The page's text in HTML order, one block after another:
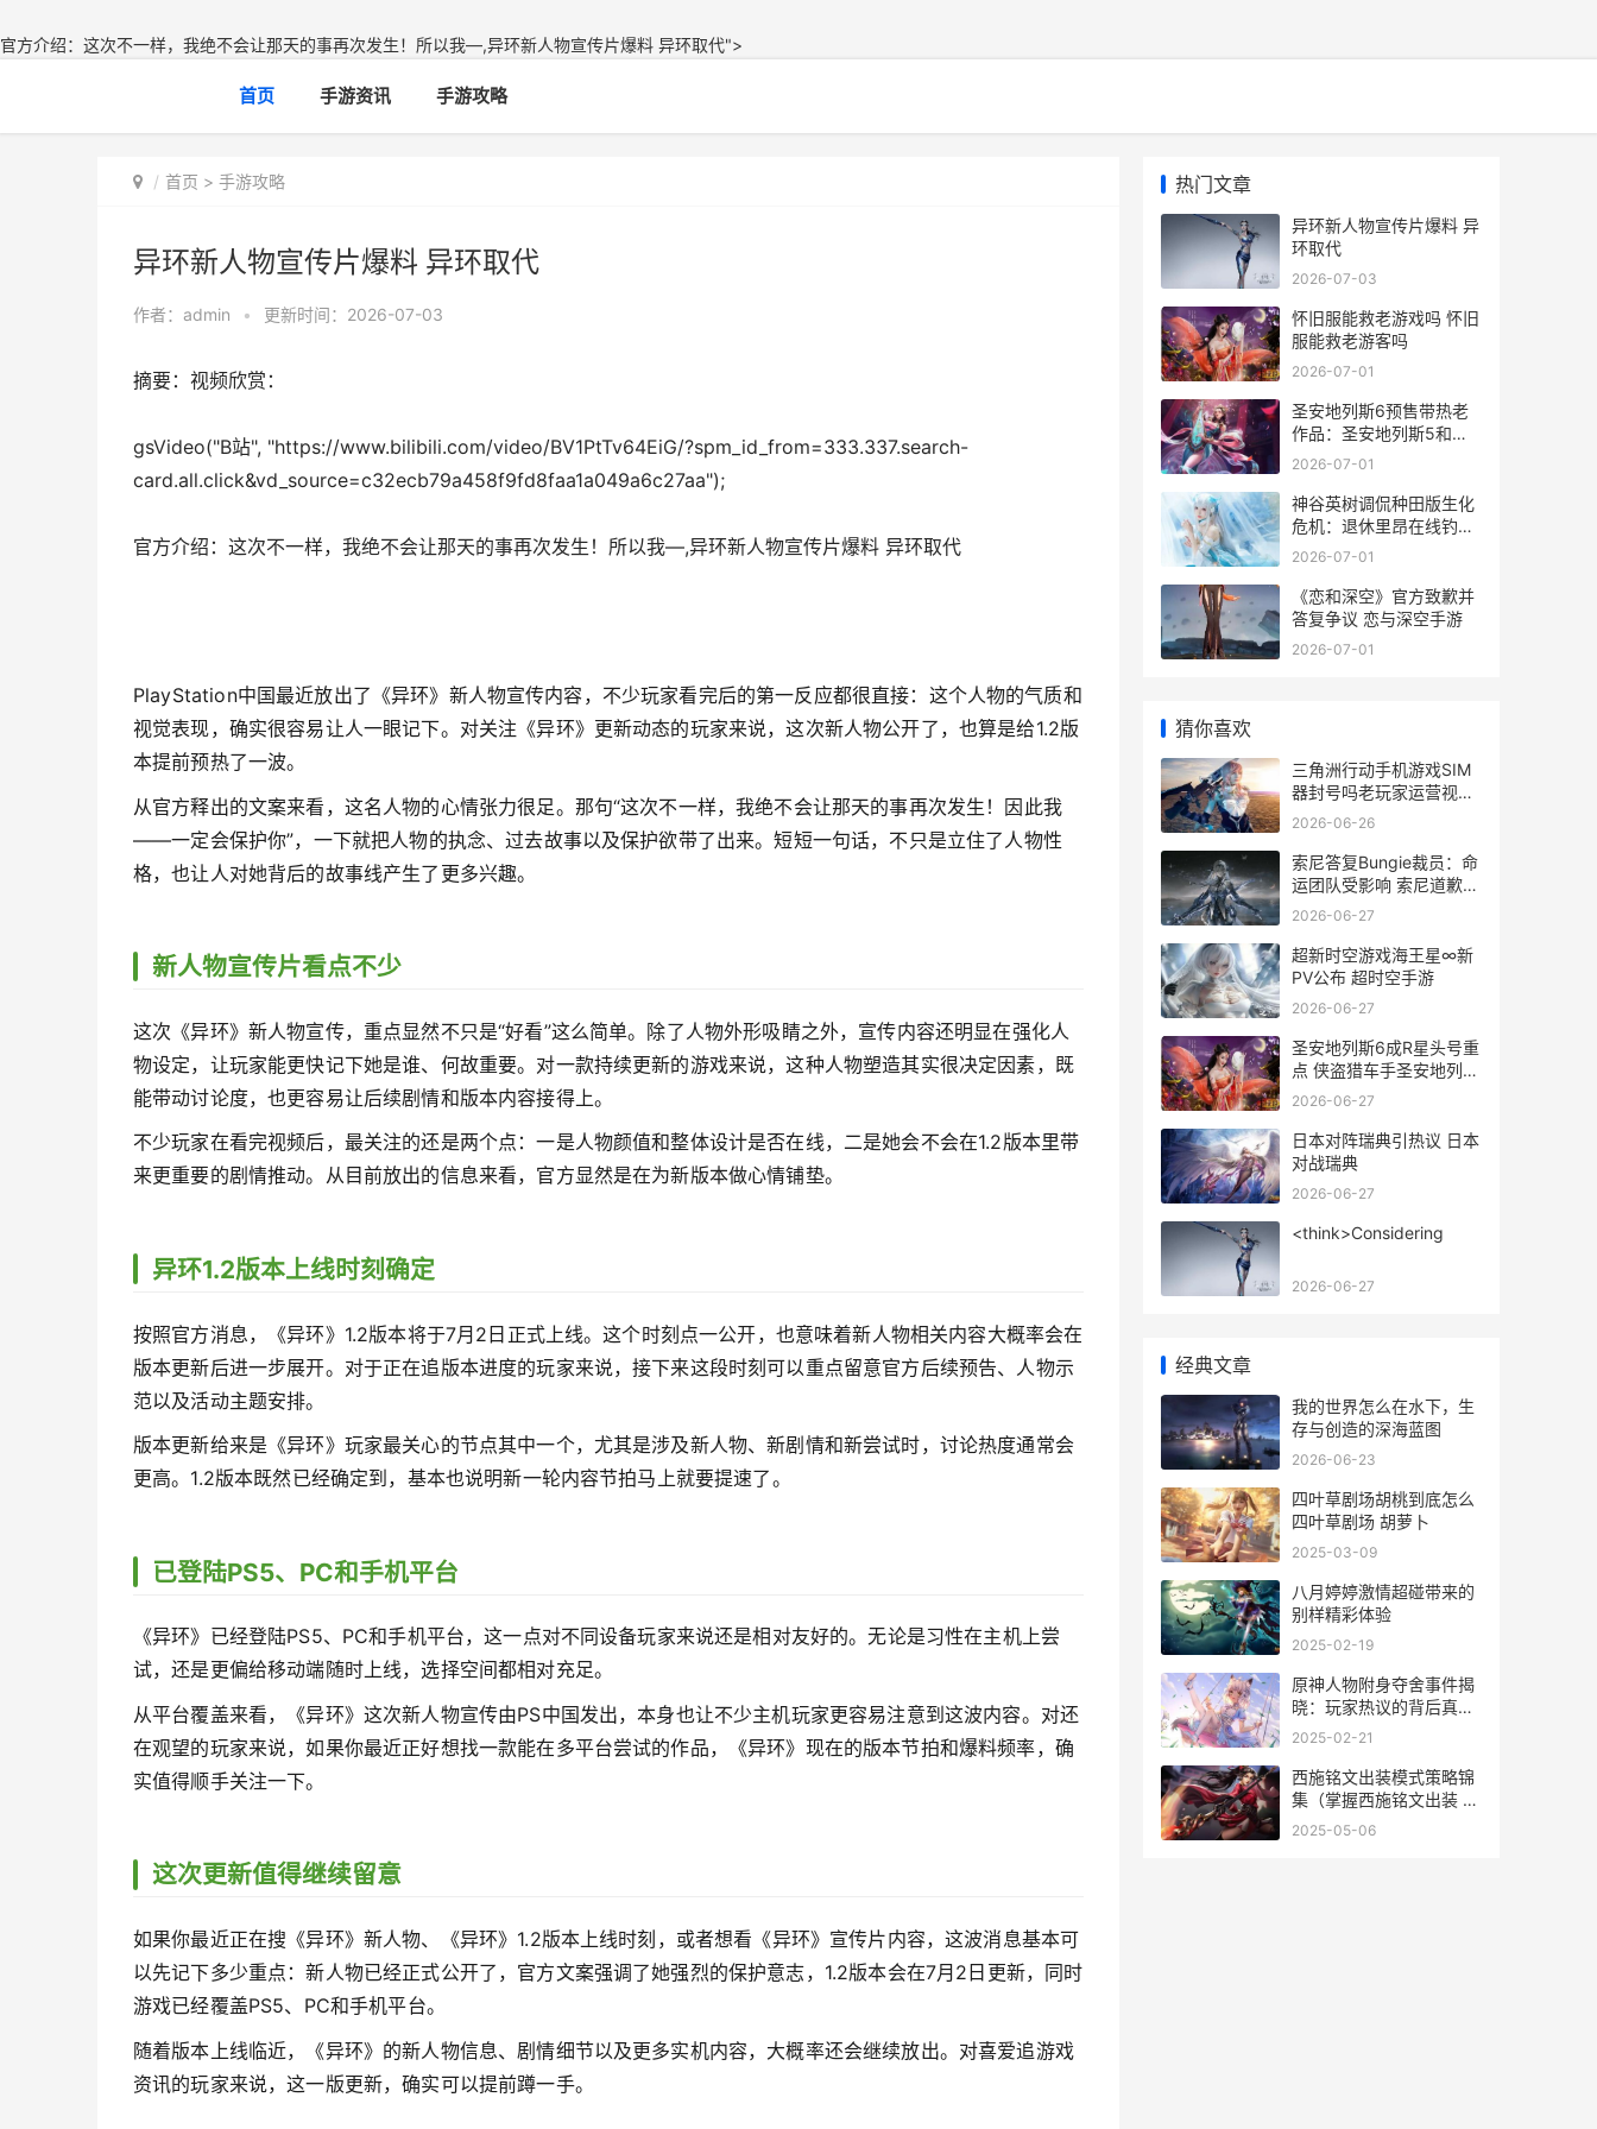
官方介绍：这次不一样，我绝不会让那天的事再次发生！所以我—,异环新人物宣传片爆料 异环取代">
首页 手游资讯 手游攻略
首页 > 手游攻略
异环新人物宣传片爆料 异环取代
作者： admin • 更新时间：2026-07-03
摘要：视频欣赏：
gsVideo("B站", "https://www.bilibili.com/video/BV1PtTv64EiG/?spm_id_from=333.337.search-
card.all.click&vd_source=c32ecb79a458f9fd8faa1a049a6c27aa");
官方介绍：这次不一样，我绝不会让那天的事再次发生！所以我—,异环新人物宣传片爆料 异环取代
PlayStation中国最近放出了《异环》新人物宣传内容，不少玩家看完后的第一反应都很直接：这个人物的气质和
视觉表现，确实很容易让人一眼记下。对关注《异环》更新动态的玩家来说，这次新人物公开了，也算是给1.2版
本提前预热了一波。
从官方释出的文案来看，这名人物的心情张力很足。那句“这次不一样，我绝不会让那天的事再次发生！因此我
——一定会保护你”，一下就把人物的执念、过去故事以及保护欲带了出来。短短一句话，不只是立住了人物性
格，也让人对她背后的故事线产生了更多兴趣。
新人物宣传片看点不少
这次《异环》新人物宣传，重点显然不只是“好看”这么简单。除了人物外形吸睛之外，宣传内容还明显在强化人
物设定，让玩家能更快记下她是谁、何故重要。对一款持续更新的游戏来说，这种人物塑造其实很决定因素，既
能带动讨论度，也更容易让后续剧情和版本内容接得上。
不少玩家在看完视频后，最关注的还是两个点：一是人物颜值和整体设计是否在线，二是她会不会在1.2版本里带
来更重要的剧情推动。从目前放出的信息来看，官方显然是在为新版本做心情铺垫。
异环1.2版本上线时刻确定
按照官方消息，《异环》1.2版本将于7月2日正式上线。这个时刻点一公开，也意味着新人物相关内容大概率会在
版本更新后进一步展开。对于正在追版本进度的玩家来说，接下来这段时刻可以重点留意官方后续预告、人物示
范以及活动主题安排。
版本更新给来是《异环》玩家最关心的节点其中一个，尤其是涉及新人物、新剧情和新尝试时，讨论热度通常会
更高。1.2版本既然已经确定到，基本也说明新一轮内容节拍马上就要提速了。
已登陆PS5、PC和手机平台
《异环》已经登陆PS5、PC和手机平台，这一点对不同设备玩家来说还是相对友好的。无论是习性在主机上尝
试，还是更偏给移动端随时上线，选择空间都相对充足。
从平台覆盖来看，《异环》这次新人物宣传由PS中国发出，本身也让不少主机玩家更容易注意到这波内容。对还
在观望的玩家来说，如果你最近正好想找一款能在多平台尝试的作品，《异环》现在的版本节拍和爆料频率，确
实值得顺手关注一下。
这次更新值得继续留意
如果你最近正在搜《异环》新人物、《异环》1.2版本上线时刻，或者想看《异环》宣传片内容，这波消息基本可
以先记下多少重点：新人物已经正式公开了，官方文案强调了她强烈的保护意志，1.2版本会在7月2日更新，同时
游戏已经覆盖PS5、PC和手机平台。
随着版本上线临近，《异环》的新人物信息、剧情细节以及更多实机内容，大概率还会继续放出。对喜爱追游戏
资讯的玩家来说，这一版更新，确实可以提前蹲一手。
热门文章
异环新人物宣传片爆料 异
环取代
2026-07-03
怀旧服能救老游戏吗 怀旧
服能救老游客吗
2026-07-01
圣安地列斯6预售带热老
作品：圣安地列斯5和荒
野大镖客2玩家数同步回
2026-07-01
神谷英树调侃种田版生化
危机：退休里昂在线钓鱼
真能做 神谷英树和宫崎英
2026-07-01
《恋和深空》官方致歉并
答复争议 恋与深空手游
2026-07-01
猜你喜欢
三角洲行动手机游戏SIM
器封号吗老玩家运营视角
的一次“风险体检” 三角洲
2026-06-26
索尼答复Bungie裁员：命
运团队受影响 索尼道歉知
乎
2026-06-27
超新时空游戏海王星∞新
PV公布 超时空手游
2026-06-27
圣安地列斯6成R星头号重
点 侠盗猎车手圣安地列斯
第6个任务
2026-06-27
日本对阵瑞典引热议 日本
对战瑞典
2026-06-27
<think>Considering
2026-06-27
经典文章
我的世界怎么在水下，生
存与创造的深海蓝图
2026-06-23
四叶草剧场胡桃到底怎么
四叶草剧场 胡萝卜
2025-03-09
八月婷婷激情超碰带来的
别样精彩体验
2025-02-19
原神人物附身夺舍事件揭
晓：玩家热议的背后真相
和游戏机制深度分析 原神
2025-02-21
西施铭文出装模式策略锦
集（掌握西施铭文出装 西
施铭文装备
2025-05-06